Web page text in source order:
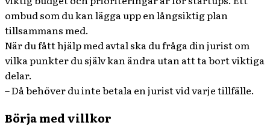
ombud som du kan lägga upp en långsiktig plan
tillsammans med.
När du fått hjälp med avtal ska du fråga din jurist om
vilka punkter du själv kan ändra utan att ta bort viktiga
delar.
– Då behöver du inte betala en jurist vid varje tillfälle.
Börja med villkor